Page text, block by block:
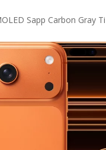
Sapp Carbon Gray